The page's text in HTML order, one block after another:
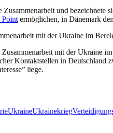
Zusammenarbeit und bezeichnete
Point ermöglichen, in Dänemark
mit der Ukraine im
mit der Ukraine
Kontaktstellen in
liege.
UkraineUkrainekrieg